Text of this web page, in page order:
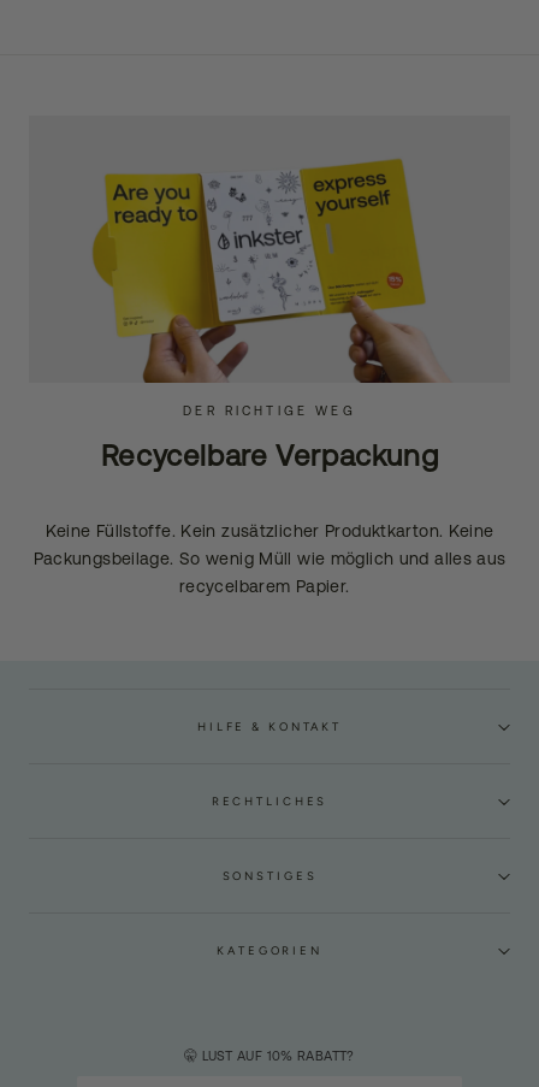
DER RICHTIGE WEG
Recycelbare Verpackung
Keine Füllstoffe. Kein zusätzlicher Produktkarton. Keine
Packungsbeilage. So wenig Müll wie möglich und alles aus
recycelbarem Papier.
HILFE & KONTAKT
RECHTLICHES
SONSTIGES
KATEGORIEN
🤫 LUST AUF 10% RABATT?